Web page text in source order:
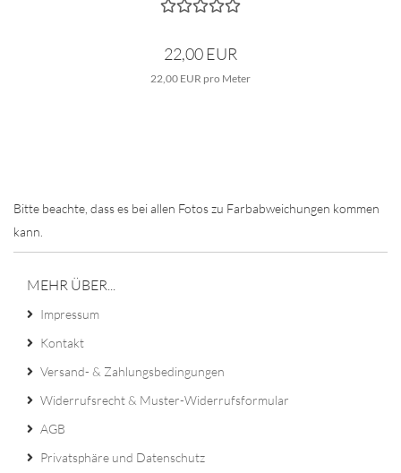
22,00 EUR
22,00 EUR pro Meter
Bitte beachte, dass es bei allen Fotos zu Farbabweichungen kommen
kann.
MEHR ÜBER...
Impressum
Kontakt
Versand- & Zahlungsbedingungen
Widerrufsrecht & Muster-Widerrufsformular
AGB
Privatsphäre und Datenschutz